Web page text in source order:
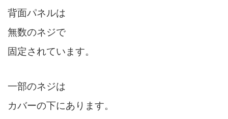
背面パネルは
無数のネジで
固定されています。
一部のネジは
カバーの下にあります。